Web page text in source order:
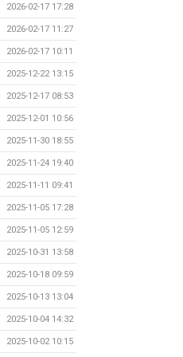
2026-02-17 17:28
2026-02-17 11:27
2026-02-17 10:11
2025-12-22 13:15
2025-12-17 08:53
2025-12-01 10:56
2025-11-30 18:55
2025-11-24 19:40
2025-11-11 09:41
2025-11-05 17:28
2025-11-05 12:59
2025-10-31 13:58
2025-10-18 09:59
2025-10-13 13:04
2025-10-04 14:32
2025-10-02 10:15